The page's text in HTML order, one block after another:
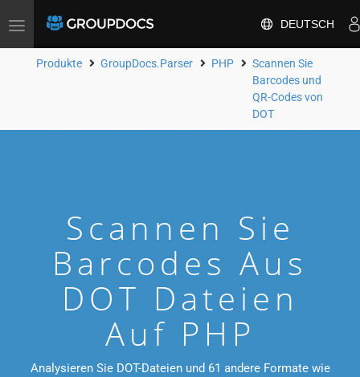
Toggle
DEUTSCH
Produkte GroupDocs.Parser PHP
Scannen Sie
Barcodes und
QR-Codes von
DOT
Scannen Sie
Barcodes Aus
DOT Dateien
Auf PHP
Analysieren Sie DOT-Dateien und 61 andere Formate wie